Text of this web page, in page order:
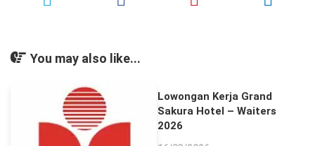
You may also like...
Lowongan Kerja Grand
Sakura Hotel – Waiters
2026